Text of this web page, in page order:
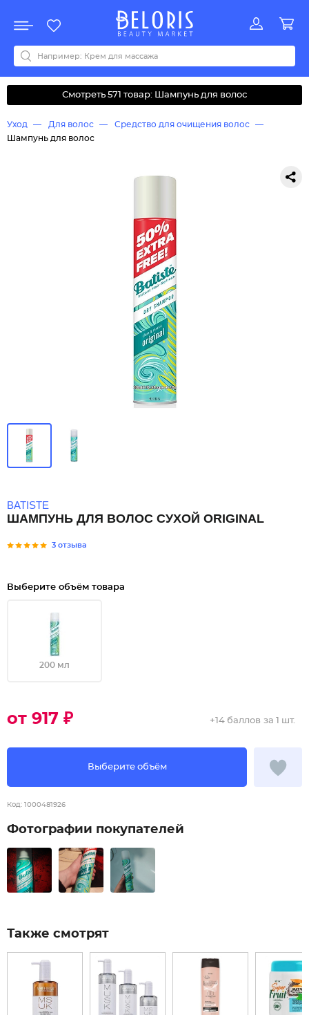
Акции
Все бренды
0-9ABCDEFGHIJKLMNOPQRSTUVWYZАБВДЗИМОКЛНПРСТУФ
Смотреть 571 товар: Шампунь для волос
Уход Для волос
Средство для очищения волос
Шампунь для волос
BATISTE
ШАМПУНЬ ДЛЯ ВОЛОС СУХОЙ ORIGINAL
3 отзыва
Выберите объём товара
200 мл
от 917 ₽
Выберите объём
+14 баллов за 1 шт.
Код: 1000481926
Фотографии покупателей
Также смотрят